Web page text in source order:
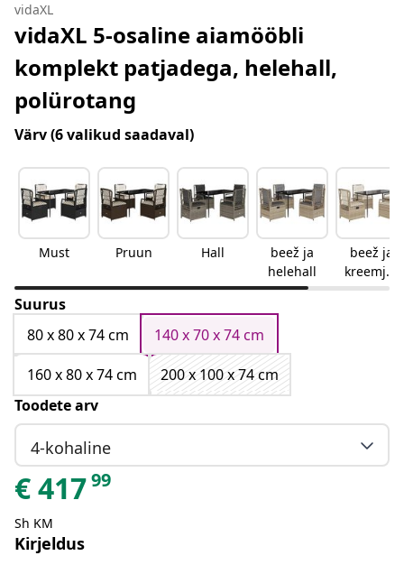
vidaXL
vidaXL 5-osaline aiamööbli
komplekt patjadega, helehall,
polürotang
Värv(6 valikud saadaval)
Must Pruun Hall
beež ja
helehall
beež ja
kreemjas
valge
Suurus
80 x 80 x 74 cm
140 x 70 x 74 cm
160 x 80 x 74 cm
200 x 100 x 74 cm
Toodete arv
4-kohaline
€41799
Sh KM
Kirjeldus